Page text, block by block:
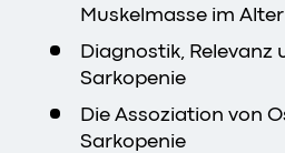
Muskelmasse im Alter
Diagnostik, Relevanz
Sarkopenie
Die Assoziation von
Sarkopenie